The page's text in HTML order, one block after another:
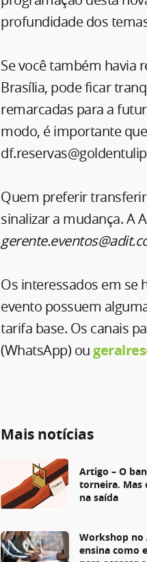
profundidade dos
Se você também havia
Brasília, pode ficar
remarcadas para a
modo, é importante
Quem preferir transferir
sinalizar a mudança. A
Os interessados em se
evento possuem
tarifa base. Os canais
(WhatsApp) ou
Mais notícias
Artigo – O
torneira. Mas
na saída
Workshop no
ensina como